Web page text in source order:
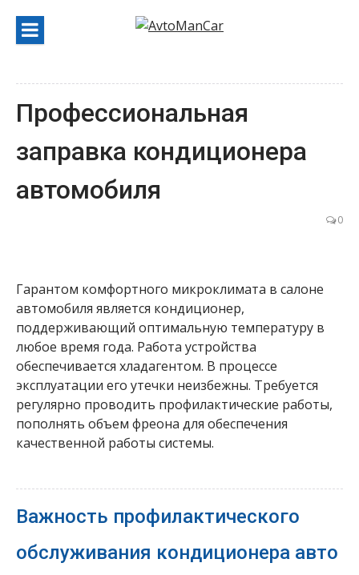
содержанию
Профессиональная
заправка кондиционера
автомобиля
0
Гарантом комфортного микроклимата в салоне
автомобиля является кондиционер,
поддерживающий оптимальную температуру в
любое время года. Работа устройства
обеспечивается хладагентом. В процессе
эксплуатации его утечки неизбежны. Требуется
регулярно проводить профилактические работы,
пополнять объем фреона для обеспечения
качественной работы системы.
Важность профилактического
обслуживания кондиционера авто